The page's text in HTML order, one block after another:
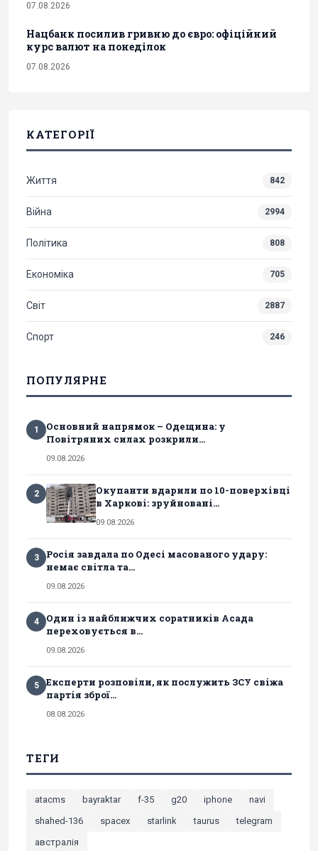
07.08.2026
Нацбанк посилив гривню до євро: офіційний
курс валют на понеділок
07.08.2026
КАТЕГОРІЇ
Життя 842
Війна 2994
Політика 808
Економіка 705
Світ 2887
Спорт 246
ПОПУЛЯРНЕ
1
Основний напрямок – Одещина: у
Повітряних силах розкрили...
09.08.2026
2
Окупанти вдарили по 10-поверхівці
в Харкові: зруйновані...
09.08.2026
3
Росія завдала по Одесі масованого удару:
немає світла та...
09.08.2026
4
Один із найближчих соратників Асада
переховується в...
09.08.2026
5
Експерти розповіли, як послужить ЗСУ свіжа
партія зброї...
08.08.2026
ТЕГИ
atacms bayraktar f-35 g20 iphone
navi
shahed-136
spacex starlink taurus
telegram
австралія